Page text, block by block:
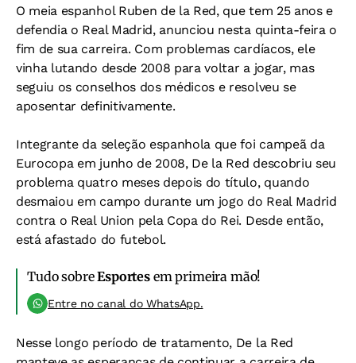
O meia espanhol Ruben de la Red, que tem 25 anos e
defendia o Real Madrid, anunciou nesta quinta-feira o
fim de sua carreira. Com problemas cardíacos, ele
vinha lutando desde 2008 para voltar a jogar, mas
seguiu os conselhos dos médicos e resolveu se
aposentar definitivamente.
Integrante da seleção espanhola que foi campeã da
Eurocopa em junho de 2008, De la Red descobriu seu
problema quatro meses depois do título, quando
desmaiou em campo durante um jogo do Real Madrid
contra o Real Union pela Copa do Rei. Desde então,
está afastado do futebol.
Tudo sobreEsportesem primeira mão!
Entre no canal do WhatsApp.
Nesse longo período de tratamento, De la Red